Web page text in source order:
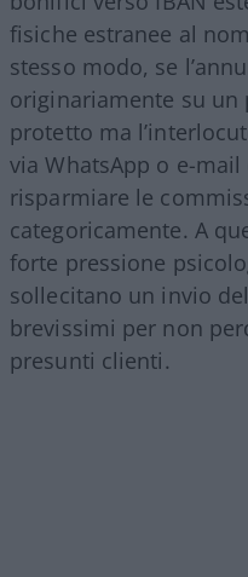
fisiche estranee al
stesso modo, se
originariamente su un
protetto ma
via WhatsApp o e-
risparmiare le
categoricamente. A
forte pressione
sollecitano un invio
brevissimi per non
presunti clienti.